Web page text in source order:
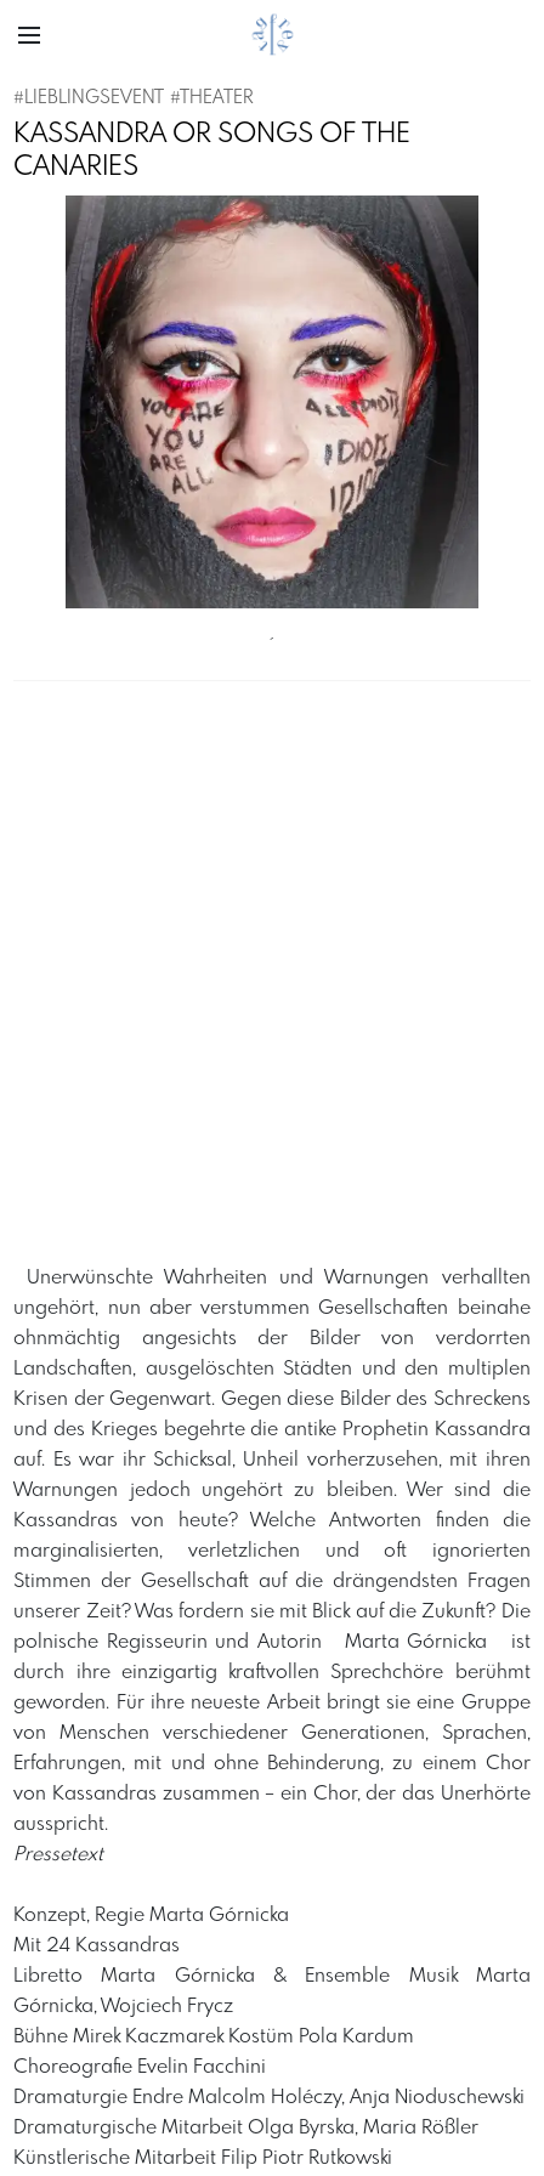
#LIEBLINGSEVENT # THEATER
KASSANDRA OR SONGS OF THE
CANARIES
Previous
´
​ Unerwünschte Wahrheiten und Warnungen verhallten
ungehört, nun aber verstummen Gesellschaften beinahe
ohnmächtig angesichts der Bilder von verdorrten
Landschaften, ausgelöschten Städten und den multiplen
Krisen der Gegenwart. Gegen diese Bilder des Schreckens
und des Krieges begehrte die antike Prophetin Kassandra
auf. Es war ihr Schicksal, Unheil vorherzusehen, mit ihren
Warnungen jedoch ungehört zu bleiben. Wer sind die
Kassandras von heute? Welche Antworten finden die
marginalisierten, verletzlichen und oft ignorierten
Stimmen der Gesellschaft auf die drängendsten Fragen
unserer Zeit? Was fordern sie mit Blick auf die Zukunft? Die
polnische Regisseurin und Autorin Marta Górnicka ist
durch ihre einzigartig kraftvollen Sprechchöre berühmt
geworden. Für ihre neueste Arbeit bringt sie eine Gruppe
von Menschen verschiedener Generationen, Sprachen,
Erfahrungen, mit und ohne Behinderung, zu einem Chor
von Kassandras zusammen – ein Chor, der das Unerhörte
ausspricht. ​
Pressetext
Konzept, Regie Marta Górnicka
Mit 24 Kassandras
Libretto Marta Górnicka & Ensemble Musik Marta
Górnicka, Wojciech Frycz
Bühne Mirek Kaczmarek Kostüm Pola Kardum
Choreografie Evelin Facchini
Dramaturgie Endre Malcolm Holéczy, Anja Nioduschewski
Dramaturgische Mitarbeit Olga Byrska, Maria Rößler
Künstlerische Mitarbeit Filip Piotr Rutkowski